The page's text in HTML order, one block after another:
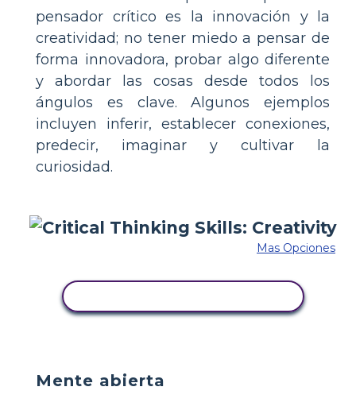
pensador crítico es la innovación y la
creatividad; no tener miedo a pensar de
forma innovadora, probar algo diferente
y abordar las cosas desde todos los
ángulos es clave. Algunos ejemplos
incluyen inferir, establecer conexiones,
predecir, imaginar y cultivar la
curiosidad.
Mas Opciones
Mente abierta